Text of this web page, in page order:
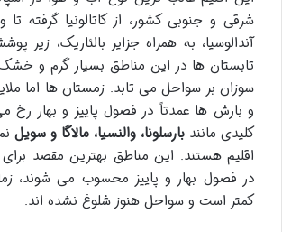
شرقی و جنوبی کشور، از کاتالونیا گرفته تا
آندالوسیا، به همراه جزایر بالئاریک، زیر
تابستان ها در این مناطق بسیار گرم و
سوزان بر سواحل می تابد. زمستان ها اما
و بارش ها عمدتاً در فصول پاییز و بهار رخ
کلیدی مانند بارسلونا، والنسیا، مالاگا و سویل
اقلیم هستند. این مناطق بهترین مقصد
در فصول بهار و پاییز محسوب می شوند،
کمتر است و سواحل هنوز شلوغ نشده اند.